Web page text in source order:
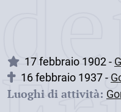
17 febbraio 1902 -
16 febbraio 1937 -
Luoghi di attività: